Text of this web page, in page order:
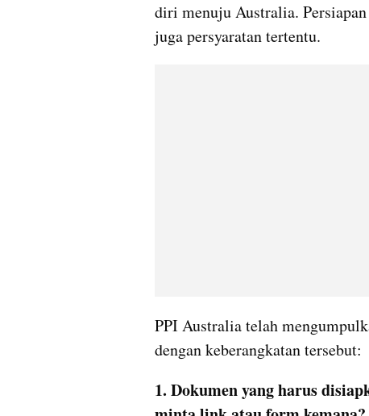
diri menuju Australia.
juga persyaratan tertentu.
PPI Australia telah
dengan keberangkatan tersebut:
1. Dokumen yang harus